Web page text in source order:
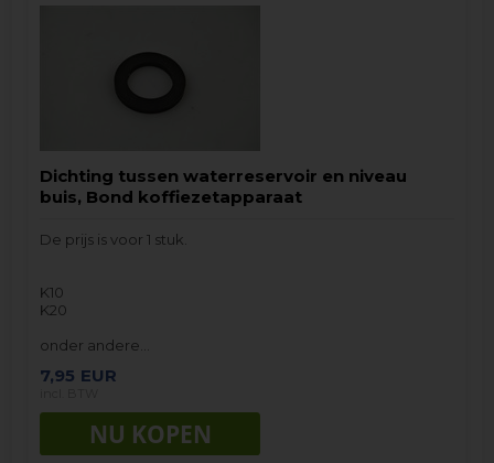
Dichting tussen waterreservoir en niveau
buis, Bond koffiezetapparaat
De prijs is voor 1 stuk.
K10
K20
onder andere…
7,95 EUR